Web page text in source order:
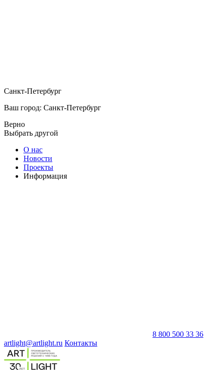
Санкт-Петербург
Ваш город: Санкт-Петербург
Верно
Выбрать другой
О нас
Новости
Проекты
Информация
8 800 500 33 36
artlight@artlight.ru Контакты